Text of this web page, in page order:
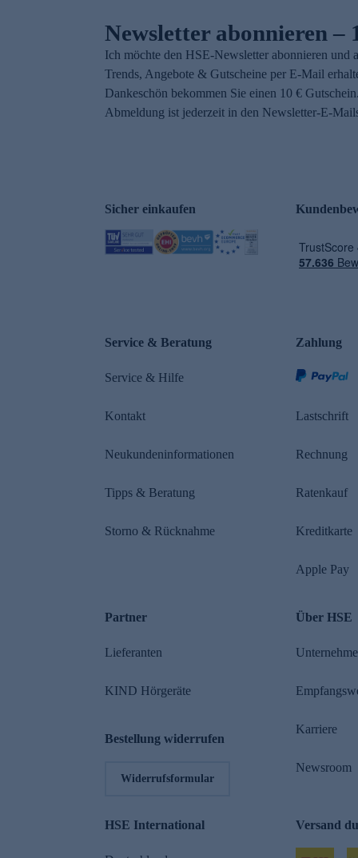
Newsletter abonnieren –
Ich möchte den HSE-Newsletter abonnieren und
Trends, Angebote & Gutscheine per E-Mail
Dankeschön bekommen Sie einen 10 €
Abmeldung ist jederzeit in den Newsletter-E-
Sicher einkaufen
Service & Beratung
Service & Hilfe
Kontakt
Neukundeninformationen
Tipps & Beratung
Storno & Rücknahme
Zahlung
Lastschrift
Rechnung
Ratenkauf
Kreditkarte
Apple Pay
Partner
Lieferanten
KIND Hörgeräte
Bestellung widerrufen
Widerrufsformular
Über HSE
Karriere
Newsroom
HSE International Versand